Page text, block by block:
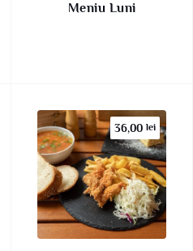
Meniu Luni
36,00lei